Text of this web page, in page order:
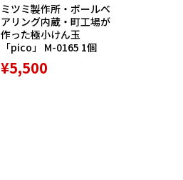
ミツミ製作所・ボールベ
アリング内蔵・町工場が
作った極小けん玉
「pico」 M-0165 1個
¥5,500